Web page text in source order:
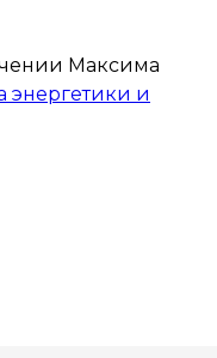
Максима
энергетики и